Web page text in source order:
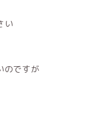
い
のですが